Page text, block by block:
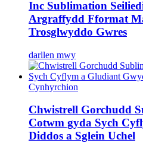
Inc Sublimation
Argraffydd Fformat
Trosglwyddo Gwres
darllen mwy
Cynhyrchion
Chwistrell Gorchudd
Cotwm gyda Sych
Diddos a Sglein Uchel